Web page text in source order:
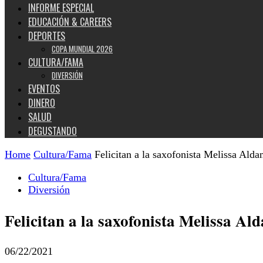
INFORME ESPECIAL
EDUCACIÓN & CAREERS
DEPORTES
COPA MUNDIAL 2026
CULTURA/FAMA
DIVERSIÓN
EVENTOS
DINERO
SALUD
DEGUSTANDO
Home Cultura/Fama Felicitan a la saxofonista Melissa
Cultura/Fama
Diversión
Felicitan a la saxofonista Melissa
06/22/2021